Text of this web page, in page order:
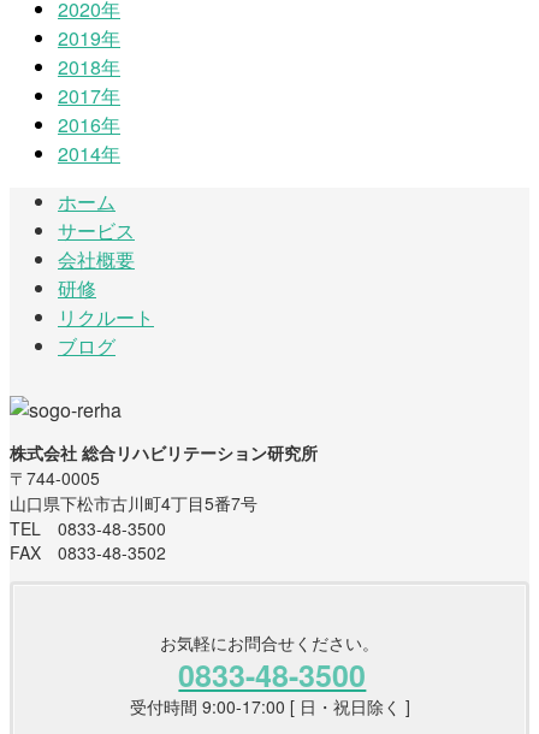
2020年
2019年
2018年
2017年
2016年
2014年
ホーム
サービス
会社概要
研修
リクルート
ブログ
株式会社 総合リハビリテーション研究所
〒744-0005
山口県下松市古川町4丁目5番7号
TEL 0833-48-3500
FAX 0833-48-3502
お気軽にお問合せください。
0833-48-3500
受付時間 9:00-17:00 [ 日・祝日除く ]